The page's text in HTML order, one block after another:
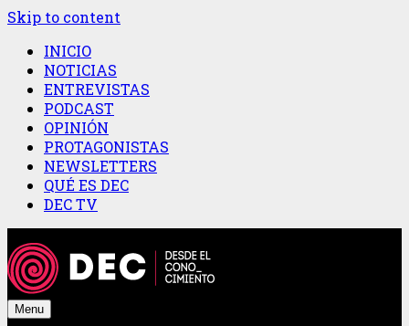
Skip to content
INICIO
NOTICIAS
ENTREVISTAS
PODCAST
OPINIÓN
PROTAGONISTAS
NEWSLETTERS
QUÉ ES DEC
DEC TV
Menu